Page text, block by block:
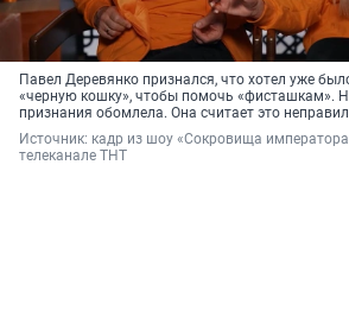
Павел Деревянко признался, что хотел уже
«черную кошку», чтобы помочь «фисташкам».
признания обомлела. Она считает это
Источник: кадр из шоу «Сокровища
телеканале ТНТ